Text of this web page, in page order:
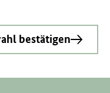
bestätigen